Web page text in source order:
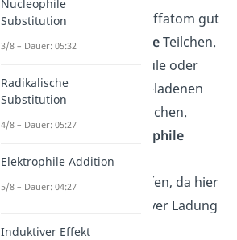
Dies macht das Kohlenstoffatom gut
zugänglich für
nucleophileTeilchen.
Das sind geladene Moleküle oder
Ionen, die einen positiv geladenen
Gegenpart zum Binden suchen.
Hingegen können
elektrophile
Teilchen gut an den
Sauerstoffatomen angreifen, da hier
ein Überschuss an negativer Ladung
vorhanden ist.
Nucleophile
Substitution
3/8 – Dauer: 05:32
Radikalische
Substitution
4/8 – Dauer: 05:27
Elektrophile Addition
5/8 – Dauer: 04:27
Induktiver Effekt